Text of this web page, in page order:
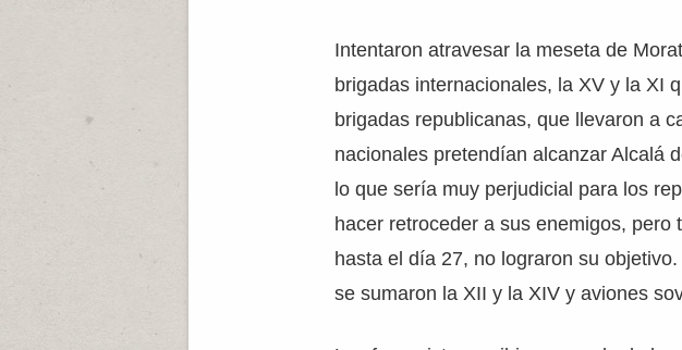
Intentaron atravesar la meseta de
brigadas internacionales, la XV y la XI
brigadas republicanas, que llevaron a
nacionales pretendían alcanzar Alcalá
lo que sería muy perjudicial para los
hacer retroceder a sus enemigos,
hasta el día 27, no lograron su
se sumaron la XII y la XIV y aviones